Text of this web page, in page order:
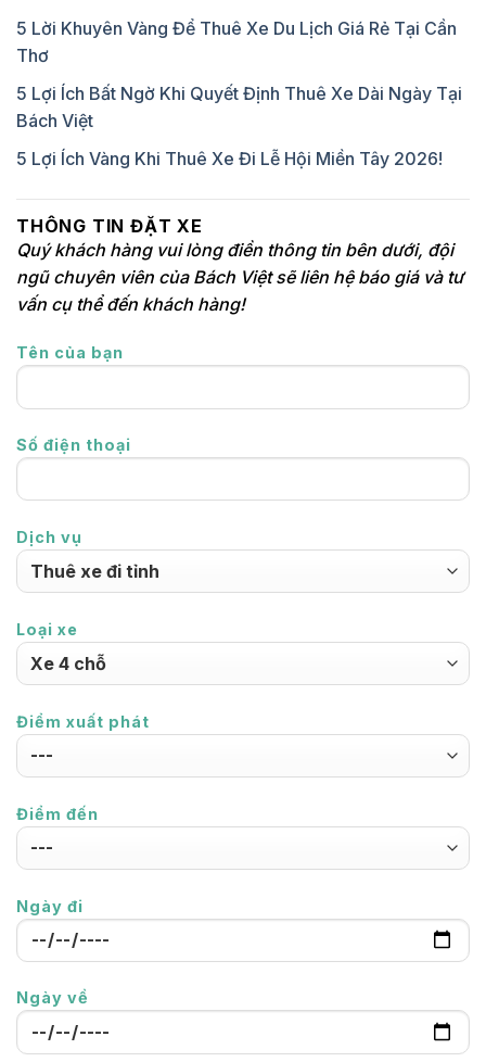
5 Lời Khuyên Vàng Để Thuê Xe Du Lịch Giá Rẻ Tại Cần
Thơ
5 Lợi Ích Bất Ngờ Khi Quyết Định Thuê Xe Dài Ngày Tại
Bách Việt
5 Lợi Ích Vàng Khi Thuê Xe Đi Lễ Hội Miền Tây 2026!
THÔNG TIN ĐẶT XE
Quý khách hàng vui lòng điền thông tin bên dưới, đội
ngũ chuyên viên của Bách Việt sẽ liên hệ báo giá và tư
vấn cụ thể đến khách hàng!
Tên của bạn
Số điện thoại
Dịch vụ
Loại xe
Điểm xuất phát
Điểm đến
Ngày đi
Ngày về